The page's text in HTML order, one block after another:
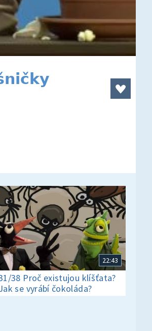
22:43
38 Proč existujou klíšťata?
se vyrábí čokoláda?